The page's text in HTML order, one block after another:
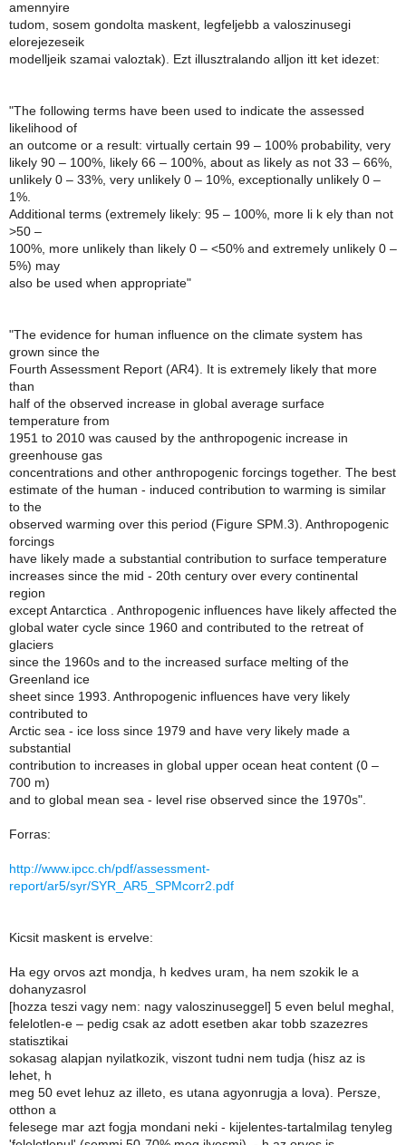
amennyire
tudom, sosem gondolta maskent, legfeljebb a valoszinusegi
elorejezeseik
modelljeik szamai valoztak). Ezt illusztralando alljon itt ket idezet:
"The following terms have been used to indicate the assessed
likelihood of
an outcome or a result: virtually certain 99 – 100% probability, very
likely 90 – 100%, likely 66 – 100%, about as likely as not 33 – 66%,
unlikely 0 – 33%, very unlikely 0 – 10%, exceptionally unlikely 0 –
1%.
Additional terms (extremely likely: 95 – 100%, more li k ely than not
>50 –
100%, more unlikely than likely 0 – <50% and extremely unlikely 0 –
5%) may
also be used when appropriate"
"The evidence for human influence on the climate system has
grown since the
Fourth Assessment Report (AR4). It is extremely likely that more
than
half of the observed increase in global average surface
temperature from
1951 to 2010 was caused by the anthropogenic increase in
greenhouse gas
concentrations and other anthropogenic forcings together. The best
estimate of the human - induced contribution to warming is similar
to the
observed warming over this period (Figure SPM.3). Anthropogenic
forcings
have likely made a substantial contribution to surface temperature
increases since the mid - 20th century over every continental
region
except Antarctica . Anthropogenic influences have likely affected the
global water cycle since 1960 and contributed to the retreat of
glaciers
since the 1960s and to the increased surface melting of the
Greenland ice
sheet since 1993. Anthropogenic influences have very likely
contributed to
Arctic sea - ice loss since 1979 and have very likely made a
substantial
contribution to increases in global upper ocean heat content (0 –
700 m)
and to global mean sea - level rise observed since the 1970s".
Forras:
http://www.ipcc.ch/pdf/assessment-
report/ar5/syr/SYR_AR5_SPMcorr2.pdf
Kicsit maskent is ervelve:
Ha egy orvos azt mondja, h kedves uram, ha nem szokik le a
dohanyzasrol
[hozza teszi vagy nem: nagy valoszinuseggel] 5 even belul meghal,
felelotlen-e – pedig csak az adott esetben akar tobb szazezres
statisztikai
sokasag alapjan nyilatkozik, viszont tudni nem tudja (hisz az is
lehet, h
meg 50 evet lehuz az illeto, es utana agyonrugja a lova). Persze,
otthon a
felesege mar azt fogja mondani neki - kijelentes-tartalmilag tenyleg